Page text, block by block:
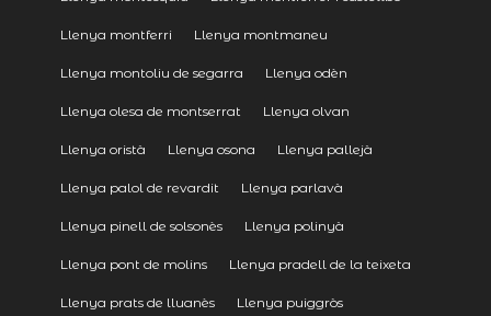
Llenya montferri Llenya montmaneu
Llenya montoliu de segarra Llenya odèn
Llenya olesa de montserrat Llenya olvan
Llenya oristà Llenya osona Llenya pallejà
Llenya palol de revardit Llenya parlavà
Llenya pinell de solsonès Llenya polinyà
Llenya pont de molins Llenya pradell de la teixeta
Llenya prats de lluanès Llenya puiggròs